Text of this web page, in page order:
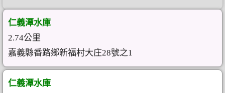
仁義潭水庫
2.74公里
嘉義縣番路鄉新福村大庄28號之1
仁義潭水庫